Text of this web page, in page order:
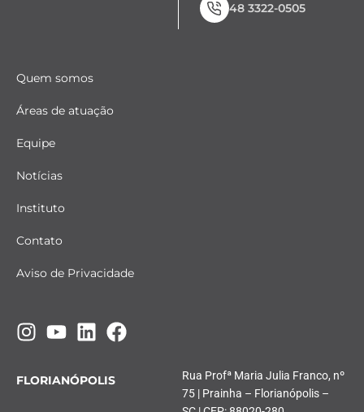
48 3322-0505
Quem somos
Áreas de atuação
Equipe
Notícias
Instituto
Contato
Aviso de Privacidade
FLORIANÓPOLIS
Rua Profª Maria Julia Franco, nº
75 | Prainha – Florianópolis –